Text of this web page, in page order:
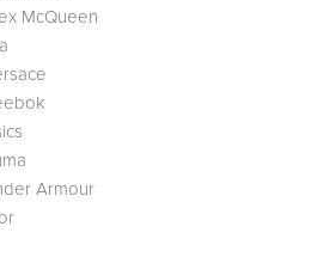
McQueen
Armour